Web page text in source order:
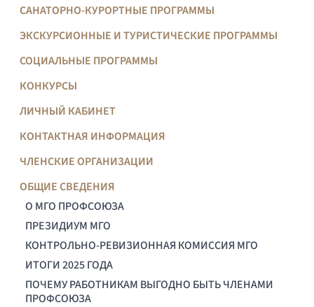
САНАТОРНО-КУРОРТНЫЕ ПРОГРАММЫ
ЭКСКУРСИОННЫЕ И ТУРИСТИЧЕСКИЕ ПРОГРАММЫ
СОЦИАЛЬНЫЕ ПРОГРАММЫ
КОНКУРСЫ
ЛИЧНЫЙ КАБИНЕТ
КОНТАКТНАЯ ИНФОРМАЦИЯ
ЧЛЕНСКИЕ ОРГАНИЗАЦИИ
ОБЩИЕ СВЕДЕНИЯ
О МГО ПРОФСОЮЗА
ПРЕЗИДИУМ МГО
КОНТРОЛЬНО-РЕВИЗИОННАЯ КОМИССИЯ МГО
ИТОГИ 2025 ГОДА
ПОЧЕМУ РАБОТНИКАМ ВЫГОДНО БЫТЬ ЧЛЕНАМИ
ПРОФСОЮЗА